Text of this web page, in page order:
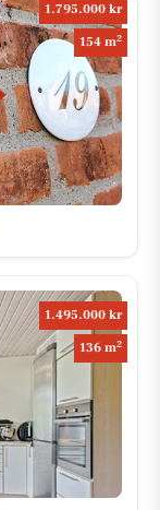
1.795.000 kr
154 m2
1.495.000 kr
136 m2